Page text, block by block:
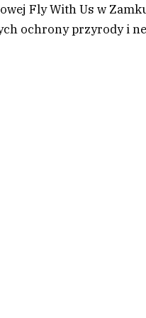
Fly With Us w
ochrony przyrody i